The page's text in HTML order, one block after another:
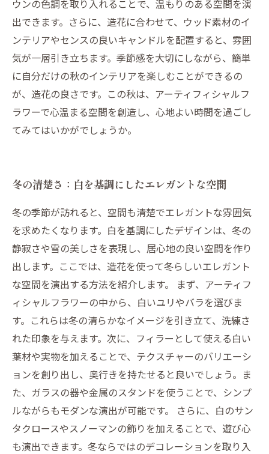
ウンの色調を取り入れることで、温もりのある空間を演
出できます。さらに、造花に合わせて、ウッド素材のイ
ンテリアやセンスの良いキャンドルを配置すると、雰囲
気が一層引き立ちます。季節感を大切にしながら、簡単
に自分だけの秋のインテリアを楽しむことができるの
が、造花の良さです。この秋は、アーティフィシャルフ
ラワーで心温まる空間を創造し、心地よい時間を過ごし
てみてはいかがでしょうか。
冬の清楚さ：白を基調にしたエレガントな空間
冬の季節が訪れると、空間も清楚でエレガントな雰囲気
を求めたくなります。白を基調にしたデザインは、冬の
静寂さや雪の美しさを表現し、居心地の良い空間を作り
出します。ここでは、造花を使って冬らしいエレガント
な空間を演出する方法を紹介します。 まず、アーティフ
ィシャルフラワーの中から、白いユリやバラを選びま
す。これらは冬の清らかなイメージを引き立て、洗練さ
れた印象を与えます。次に、フィラーとして使える白い
葉材や実物を加えることで、テクスチャーのバリエーシ
ョンを創り出し、奥行きを持たせると良いでしょう。ま
た、ガラスの器や金属のスタンドを使うことで、シンプ
ルながらもモダンな演出が可能です。 さらに、白のサン
タクロースやスノーマンの飾りを加えることで、遊び心
も演出できます。冬ならではのデコレーションを取り入